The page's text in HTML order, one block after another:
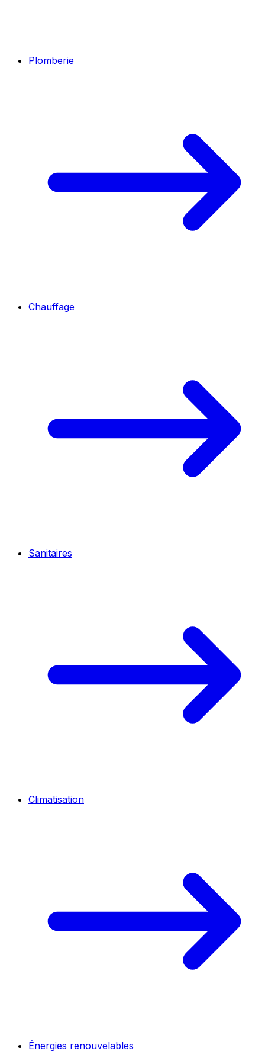
Plomberie
Chauffage
Sanitaires
Climatisation
Énergies renouvelables